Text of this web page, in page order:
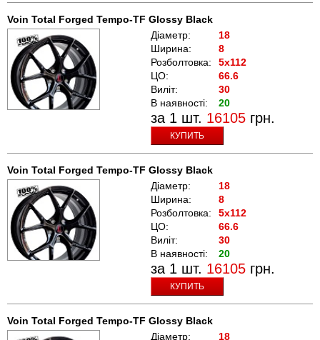
Voin Total Forged Tempo-TF Glossy Black
Діаметр:
18
Ширина:
8
Розболтовка:
5x112
ЦО:
66.6
Виліт:
30
В наявності:
20
за 1 шт. 16105 грн.
КУПИТЬ
Voin Total Forged Tempo-TF Glossy Black
Діаметр:
18
Ширина:
8
Розболтовка:
5x112
ЦО:
66.6
Виліт:
30
В наявності:
20
за 1 шт. 16105 грн.
КУПИТЬ
Voin Total Forged Tempo-TF Glossy Black
Діаметр:
18